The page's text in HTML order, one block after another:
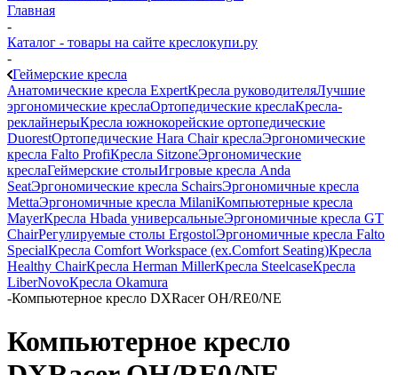
Главная
-
Каталог - товары на сайте креслокупи.ру
-
Геймерские кресла
Анатомические кресла ExpertКресла руководителяЛучшие
эргономические креслаОртопедические креслаКресла-
реклайнерыКресла южнокорейские ортопедические
DuorestОртопедические Hara Chair креслаЭргономические
кресла Falto ProfiКресла SitzoneЭргономические
креслаГеймерские столыИгровые кресла Anda
SeatЭргономические кресла SchairsЭргономичные кресла
MettaЭргономичные кресла MilaniКомпьютерные кресла
MayerКресла Hbada универсальныеЭргономичные кресла GT
ChairРегулируемые столы ErgostolЭргономичные кресла Falto
SpecialКресла Comfort Workspace (ex.Comfort Seating)Кресла
Healthy ChairКресла Herman MillerКресла SteelcaseКресла
LiberNovoКресла Okamura
-Компьютерное кресло DXRacer OH/RE0/NE
Компьютерное кресло